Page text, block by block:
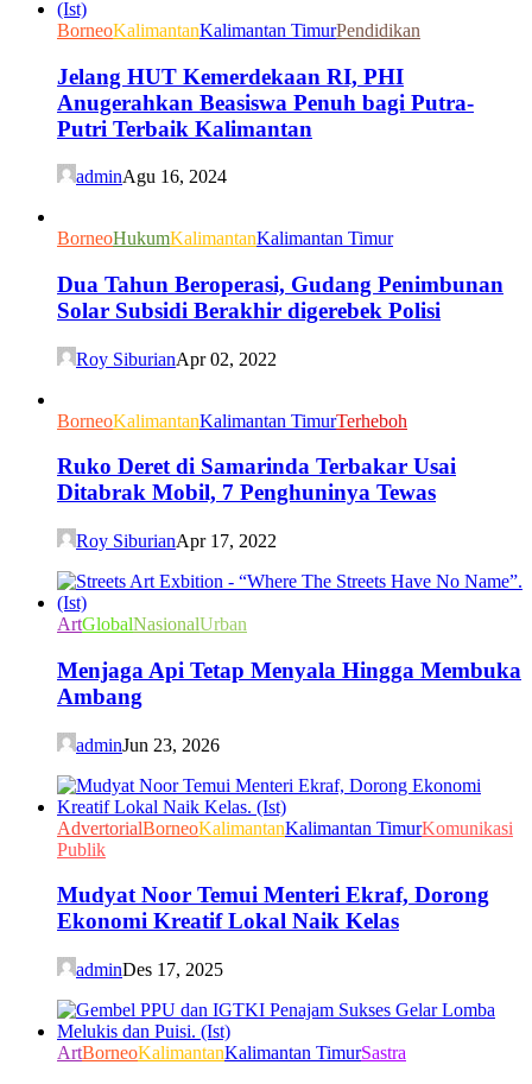
BorneoKalimantanKalimantan TimurPendidikan
Jelang HUT Kemerdekaan RI, PHI
Anugerahkan Beasiswa Penuh bagi Putra-
Putri Terbaik Kalimantan
adminAgu 16, 2024
BorneoHukumKalimantanKalimantan Timur
Dua Tahun Beroperasi, Gudang Penimbunan
Solar Subsidi Berakhir digerebek Polisi
Roy SiburianApr 02, 2022
BorneoKalimantanKalimantan TimurTerheboh
Ruko Deret di Samarinda Terbakar Usai
Ditabrak Mobil, 7 Penghuninya Tewas
Roy SiburianApr 17, 2022
ArtGlobalNasionalUrban
Menjaga Api Tetap Menyala Hingga Membuka
Ambang
adminJun 23, 2026
AdvertorialBorneoKalimantanKalimantan TimurKomunikasi
Publik
Mudyat Noor Temui Menteri Ekraf, Dorong
Ekonomi Kreatif Lokal Naik Kelas
adminDes 17, 2025
ArtBorneoKalimantanKalimantan TimurSastra